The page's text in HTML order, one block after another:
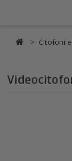
Citofoni